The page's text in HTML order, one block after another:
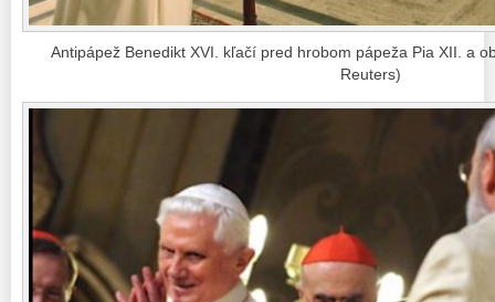
Antipápež Benedikt XVI. kľačí pred hrobom pápeža Pia XII. a
Reuters)